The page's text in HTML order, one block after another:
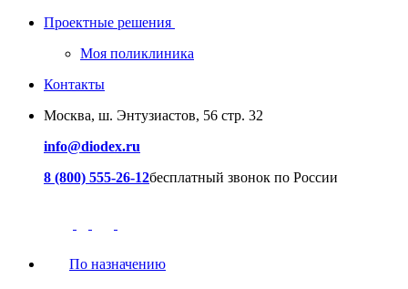
Проектные решения
Моя поликлиника
Контакты
Москва, ш. Энтузиастов, 56 стр. 32
info@diodex.ru
8 (800) 555-26-12бесплатный звонок по России
По назначению